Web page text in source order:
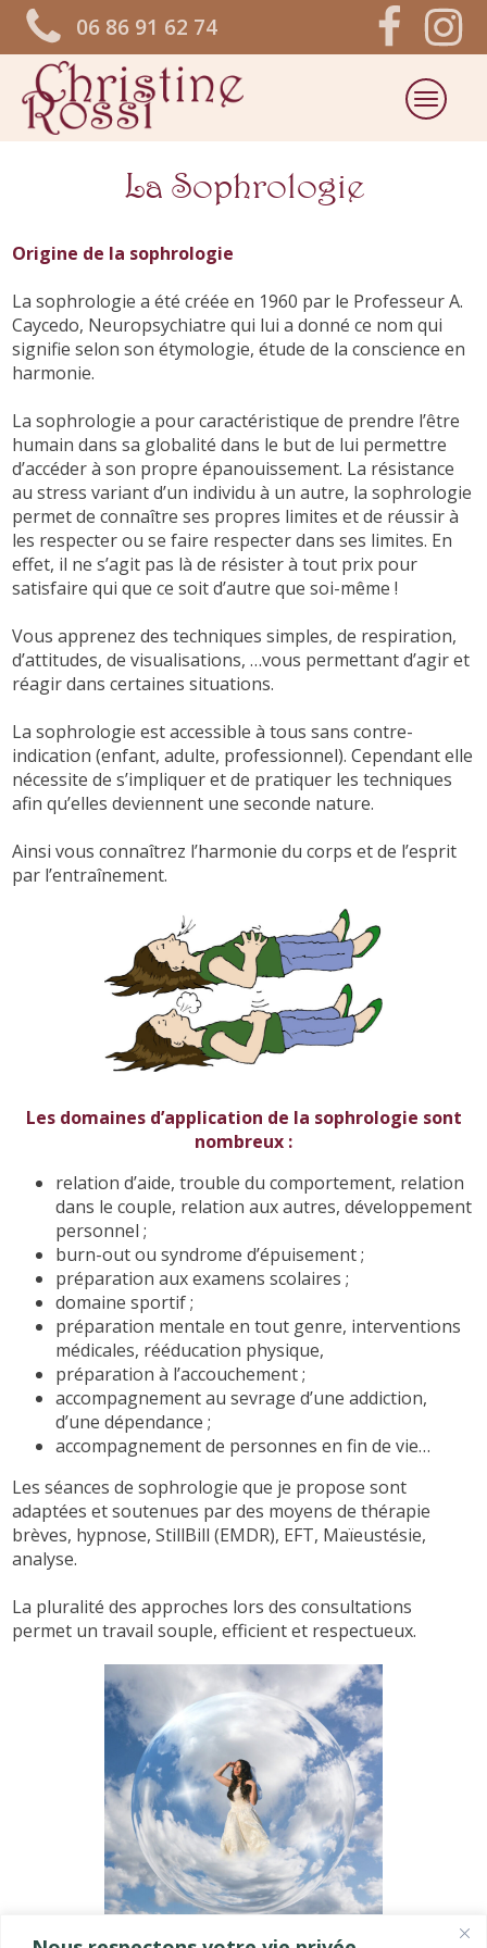
06 86 91 62 74
La Sophrologie
Origine de la sophrologie
La sophrologie a été créée en 1960 par le Professeur A.
Caycedo, Neuropsychiatre qui lui a donné ce nom qui
signifie selon son étymologie, étude de la conscience en
harmonie.
La sophrologie a pour caractéristique de prendre l’être
humain dans sa globalité dans le but de lui permettre
d’accéder à son propre épanouissement. La résistance
au stress variant d’un individu à un autre, la sophrologie
permet de connaître ses propres limites et de réussir à
les respecter ou se faire respecter dans ses limites. En
effet, il ne s’agit pas là de résister à tout prix pour
satisfaire qui que ce soit d’autre que soi-même !
Vous apprenez des techniques simples, de respiration,
d’attitudes, de visualisations, …vous permettant d’agir et
réagir dans certaines situations.
La sophrologie est accessible à tous sans contre-
indication (enfant, adulte, professionnel). Cependant elle
nécessite de s’impliquer et de pratiquer les techniques
afin qu’elles deviennent une seconde nature.
Ainsi vous connaîtrez l’harmonie du corps et de l’esprit
par l’entraînement.
Les domaines d’application de la sophrologie sont
nombreux :
relation d’aide, trouble du comportement, relation
dans le couple, relation aux autres, développement
personnel ;
burn-out ou syndrome d’épuisement ;
préparation aux examens scolaires ;
domaine sportif ;
préparation mentale en tout genre, interventions
médicales, rééducation physique,
préparation à l’accouchement ;
accompagnement au sevrage d’une addiction,
d’une dépendance ;
accompagnement de personnes en fin de vie…
Les séances de sophrologie que je propose sont
adaptées et soutenues par des moyens de thérapie
brèves, hypnose, StillBill (EMDR), EFT, Maïeustésie,
analyse.
La pluralité des approches lors des consultations
permet un travail souple, efficient et respectueux.